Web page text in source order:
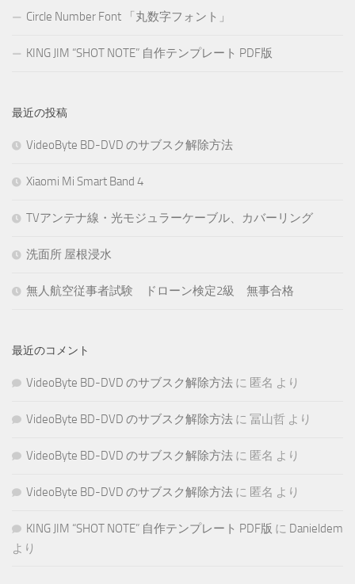
Circle Number Font 「丸数字フォント」
KING JIM “SHOT NOTE” 自作テンプレート PDF版
最近の投稿
VideoByte BD-DVD のサブスク解除方法
Xiaomi Mi Smart Band 4
TVアンテナ線・光モジュラーケーブル、カバーリング
洗面所 屋根浸水
無人航空従事者試験 ドローン検定2級 無事合格
最近のコメント
VideoByte BD-DVD のサブスク解除方法 に 匿名 より
VideoByte BD-DVD のサブスク解除方法 に 冨山哲 より
VideoByte BD-DVD のサブスク解除方法 に 匿名 より
VideoByte BD-DVD のサブスク解除方法 に 匿名 より
KING JIM “SHOT NOTE” 自作テンプレート PDF版 に Danieldem
より